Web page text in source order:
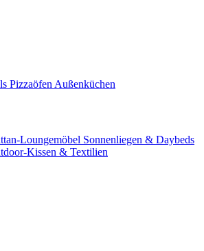
Pizzaöfen Außenküchen
Loungemöbel Sonnenliegen & Daybeds
Kissen & Textilien